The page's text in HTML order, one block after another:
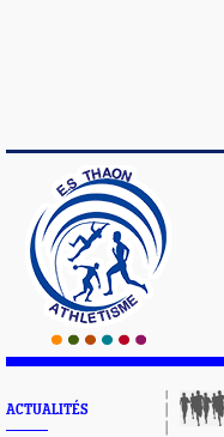
ACTUALITÉS